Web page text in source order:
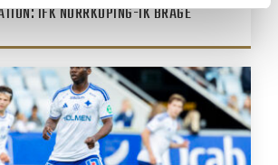
IFK NORRKÖPING-IK BRAGE